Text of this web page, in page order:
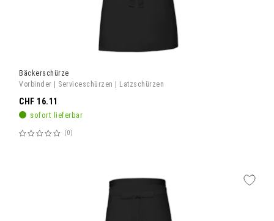
Bäckerschürze
Vorbinder | Serviceschürzen | Latzschürzen
sofort lieferbar
Bewertung:
0
CHF 16.11